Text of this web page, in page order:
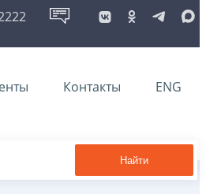
Контакты ENG
Найти